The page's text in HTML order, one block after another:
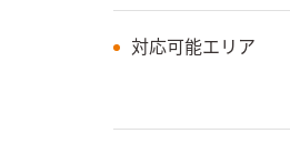
対応可能エリア